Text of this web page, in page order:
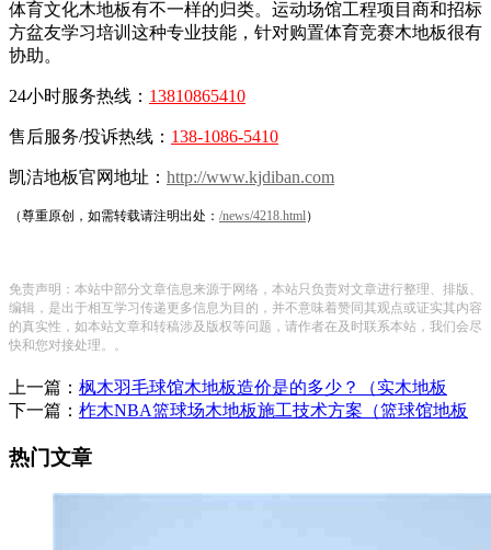
体育文化木地板有不一样的归类。运动场馆工程项目商和招标
方盆友学习培训这种专业技能，针对购置体育竞赛木地板很有
协助。
24小时服务热线： 13810865410
售后服务/投诉热线： 138-1086-5410
凯洁地板官网地址： http://www.kjdiban.com
（尊重原创，如需转载请注明出处： /news/4218.html）
免责声明：本站中部分文章信息来源于网络，本站只负责对文章进行整理、排版、
编辑，是出于相互学习传递更多信息为目的，并不意味着赞同其观点或证实其内容
的真实性，如本站文章和转稿涉及版权等问题，请作者在及时联系本站，我们会尽
快和您对接处理。。
上一篇： 枫木羽毛球馆木地板造价是的多少？（实木地板
下一篇： 柞木NBA篮球场木地板施工技术方案（篮球馆地板
热门文章